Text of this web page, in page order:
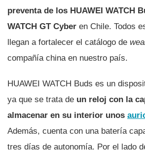
preventa de los HUAWEI WATCH
WATCH GT Cyber en Chile. Todos
llegan a fortalecer el catálogo de
compañía china en nuestro país.
HUAWEI WATCH Buds es un
ya que se trata de un reloj con la
almacenar en su interior unos
Además, cuenta con una batería
tres días de autonomía. Por el lado